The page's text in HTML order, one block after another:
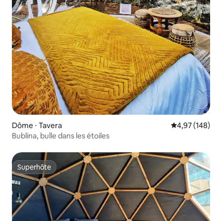
Dôme ⋅ Tavera Évaluation
4,97 (148)
Bublina, bulle dans les étoiles
Superhôte
Superhôte